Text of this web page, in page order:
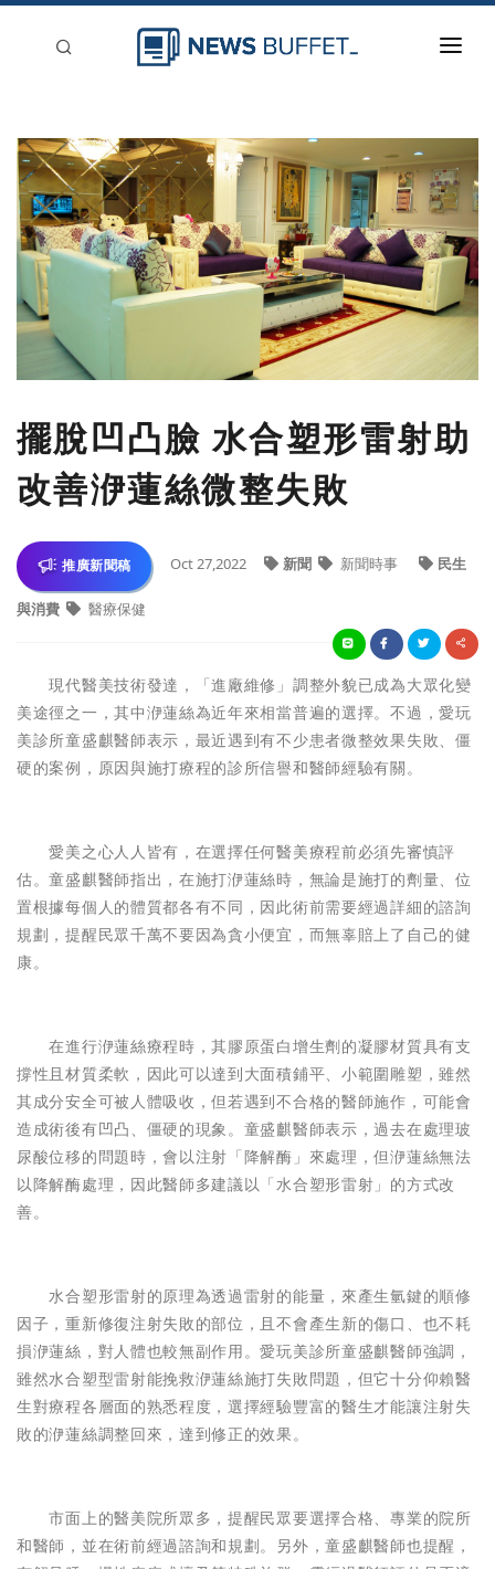
新聞稿分類
登入
刊登
擺脫凹凸臉 水合塑形雷射助
改善洢蓮絲微整失敗
推廣新聞稿 Oct 27,2022 新聞 新聞時事 民生
與消費 醫療保健
現代醫美技術發達，「進廠維修」調整外貌已成為大眾化變
美途徑之一，其中洢蓮絲為近年來相當普遍的選擇。不過，愛玩
美診所童盛麒醫師表示，最近遇到有不少患者微整效果失敗、僵
硬的案例，原因與施打療程的診所信譽和醫師經驗有關。
愛美之心人人皆有，在選擇任何醫美療程前必須先審慎評
估。童盛麒醫師指出，在施打洢蓮絲時，無論是施打的劑量、位
置根據每個人的體質都各有不同，因此術前需要經過詳細的諮詢
規劃，提醒民眾千萬不要因為貪小便宜，而無辜賠上了自己的健
康。
在進行洢蓮絲療程時，其膠原蛋白增生劑的凝膠材質具有支
撐性且材質柔軟，因此可以達到大面積鋪平、小範圍雕塑，雖然
其成分安全可被人體吸收，但若遇到不合格的醫師施作，可能會
造成術後有凹凸、僵硬的現象。童盛麒醫師表示，過去在處理玻
尿酸位移的問題時，會以注射「降解酶」來處理，但洢蓮絲無法
以降解酶處理，因此醫師多建議以「水合塑形雷射」的方式改
善。
水合塑形雷射的原理為透過雷射的能量，來產生氫鍵的順修
因子，重新修復注射失敗的部位，且不會產生新的傷口、也不耗
損洢蓮絲，對人體也較無副作用。愛玩美診所童盛麒醫師強調，
雖然水合塑型雷射能挽救洢蓮絲施打失敗問題，但它十分仰賴醫
生對療程各層面的熟悉程度，選擇經驗豐富的醫生才能讓注射失
敗的洢蓮絲調整回來，達到修正的效果。
市面上的醫美院所眾多，提醒民眾要選擇合格、專業的院所
和醫師，並在術前經過諮詢和規劃。另外，童盛麒醫師也提醒，